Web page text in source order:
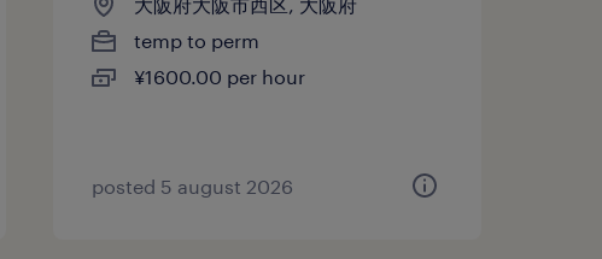
temp to perm
¥1600.00 per hour
posted 5 august 2026